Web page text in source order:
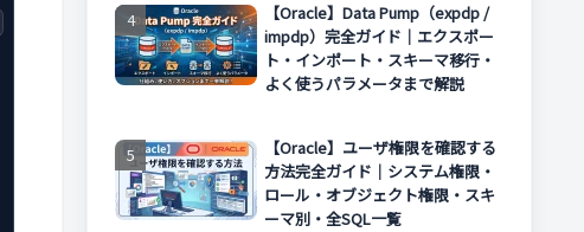
【Oracle】Data Pump（expdp /
impdp）完全ガイド｜エクスポー
ト・インポート・スキーマ移行・
よく使うパラメータまで解説
【Oracle】ユーザ権限を確認する
方法完全ガイド｜システム権限・
ロール・オブジェクト権限・スキ
ーマ別・全SQL一覧